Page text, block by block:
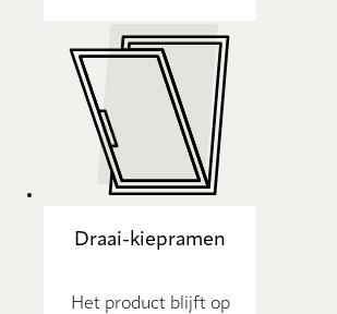
Draai-kiepramen
Het product blijft op